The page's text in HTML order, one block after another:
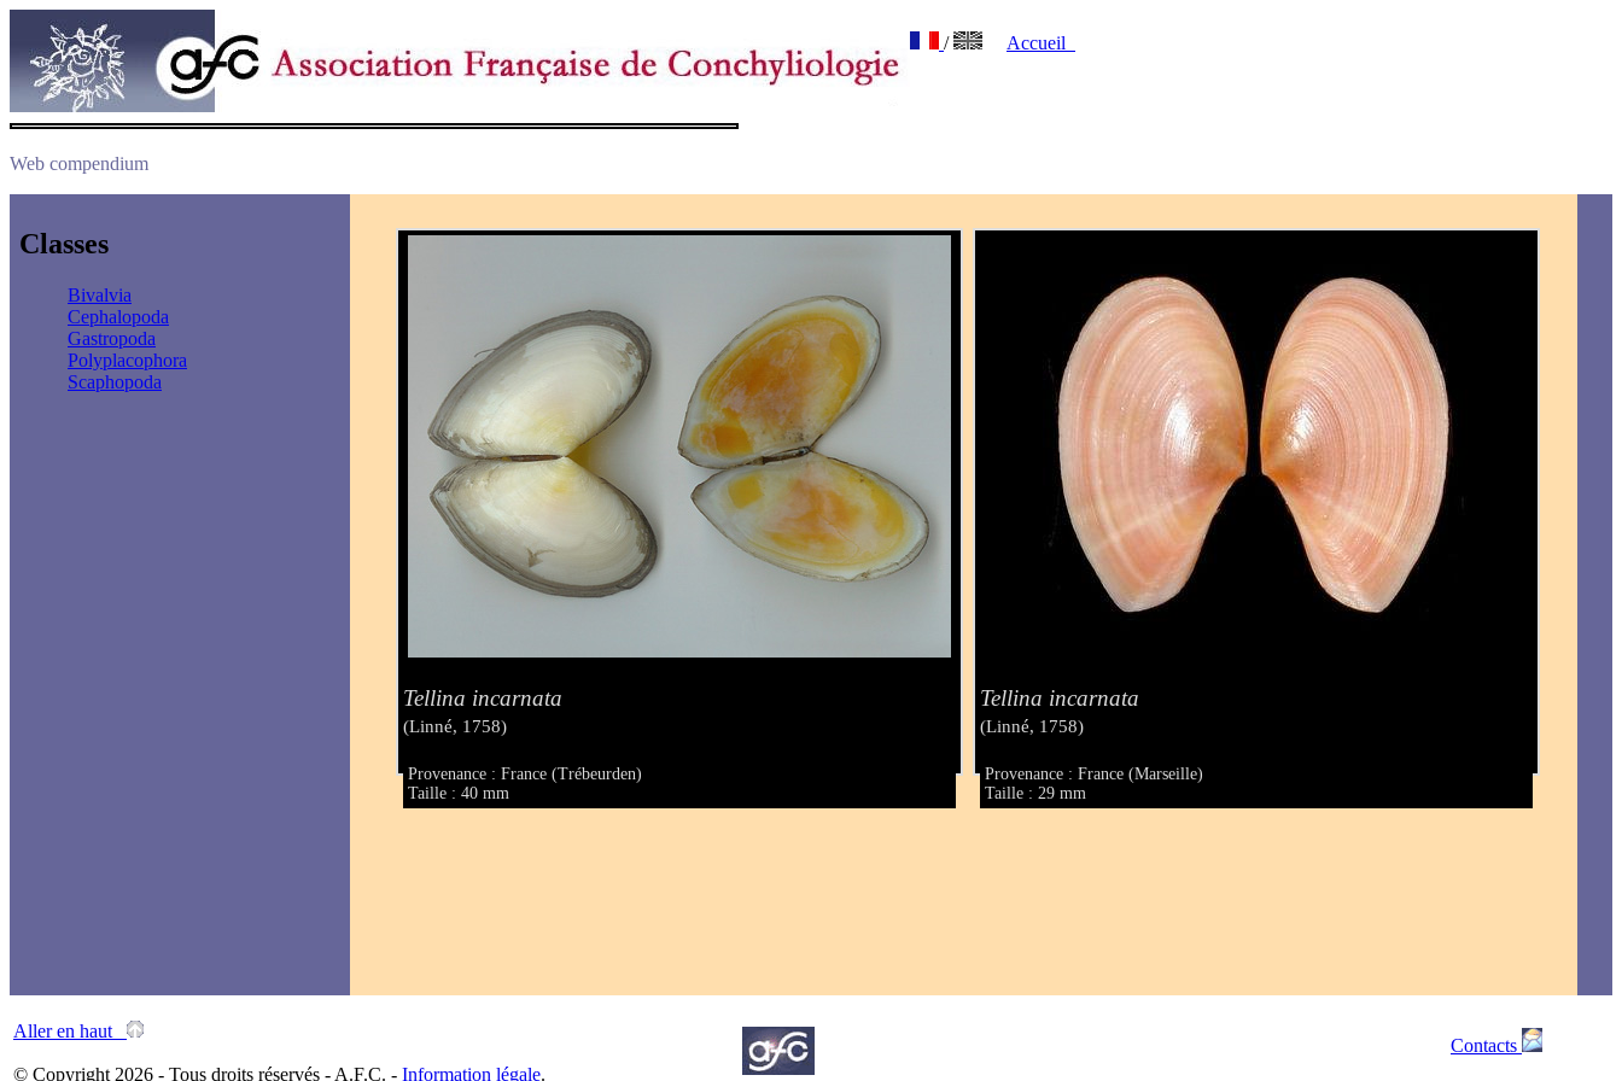
/ Accueil
Web compendium
Classes
Bivalvia
Cephalopoda
Gastropoda
Polyplacophora
Scaphopoda
Tellina incarnata
(Linné, 1758)
Provenance : France (Trébeurden)
Taille : 40 mm
Tellina incarnata
(Linné, 1758)
Provenance : France (Marseille)
Taille : 29 mm
Aller en haut
© Copyright 2026 - Tous droits réservés - A.F.C. - Information légale.
Contacts